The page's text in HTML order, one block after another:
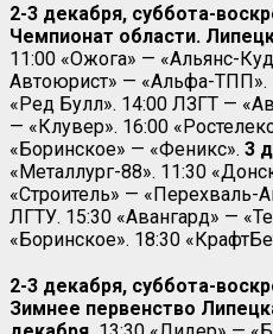
2-3 декабря, суббота-
Чемпионат области.
11:00 «Ожога» — «Альянс-
Автоюрист» — «Альфа-ТПП».
«Ред Булл». 14:00 ЛЗГТ —
— «Клувер». 16:00
«Боринское» — «Феникс». 3
«Металлург-88». 11:30
«Строитель» — «Перехваль-
ЛГТУ. 15:30 «Авангард» —
«Боринское». 18:30
2-3 декабря, суббота-
Зимнее первенство